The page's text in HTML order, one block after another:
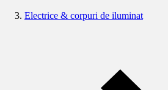
Electrice & corpuri de iluminat